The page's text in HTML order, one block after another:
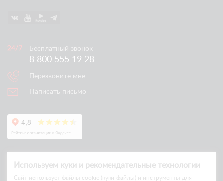
Бесплатный звонок
8 800 555 19 28
Перезвоните мне
Написать письмо
Используем куки и рекомендательные технологии
Cайт использует файлы cookie (куки-файлы) и инструменты для